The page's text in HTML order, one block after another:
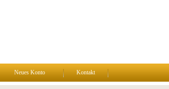
Neues Konto Kontakt